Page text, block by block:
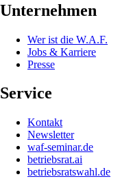
Unternehmen
Wer ist die W.A.F.
Jobs & Karriere
Presse
Service
Kontakt
Newsletter
waf-seminar.de
betriebsrat.ai
betriebsratswahl.de